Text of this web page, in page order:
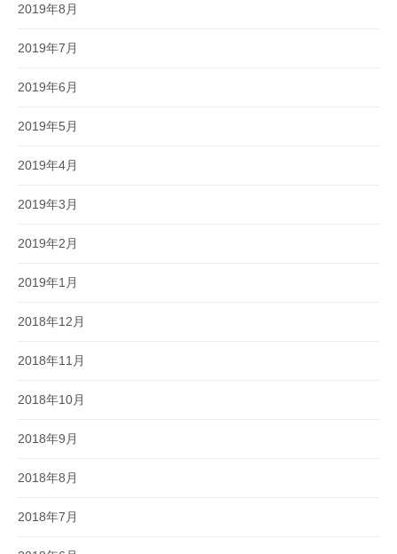
2019年8月
2019年7月
2019年6月
2019年5月
2019年4月
2019年3月
2019年2月
2019年1月
2018年12月
2018年11月
2018年10月
2018年9月
2018年8月
2018年7月